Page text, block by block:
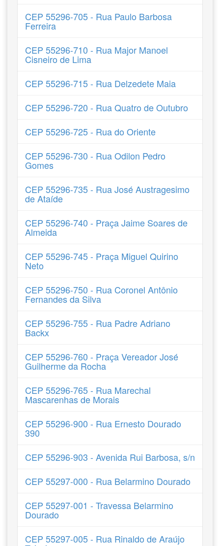
CEP 55296-705 - Rua Paulo Barbosa
Ferreira
CEP 55296-710 - Rua Major Manoel
Cisneiro de Lima
CEP 55296-715 - Rua Delzedete Maia
CEP 55296-720 - Rua Quatro de Outubro
CEP 55296-725 - Rua do Oriente
CEP 55296-730 - Rua Odilon Pedro
Gomes
CEP 55296-735 - Rua José Austragesimo
de Ataíde
CEP 55296-740 - Praça Jaime Soares de
Almeida
CEP 55296-745 - Praça Miguel Quirino
Neto
CEP 55296-750 - Rua Coronel Antônio
Fernandes da Silva
CEP 55296-755 - Rua Padre Adriano
Backx
CEP 55296-760 - Praça Vereador José
Guilherme da Rocha
CEP 55296-765 - Rua Marechal
Mascarenhas de Morais
CEP 55296-900 - Rua Ernesto Dourado
390
CEP 55296-903 - Avenida Rui Barbosa, s/n
CEP 55297-000 - Rua Belarmino Dourado
CEP 55297-001 - Travessa Belarmino
Dourado
CEP 55297-005 - Rua Rinaldo de Araújo